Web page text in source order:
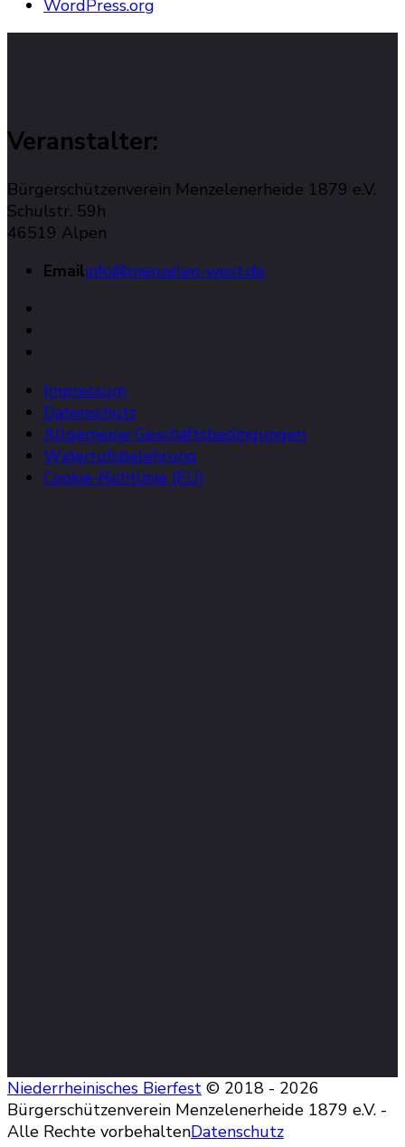
WordPress.org
Veranstalter:
Bürgerschützenverein Menzelenerheide 1879 e.V.
Schulstr. 59h
46519 Alpen
Emailinfo@menzelen-west.de
Impressum
Datenschutz
Allgemeine Geschäftsbedingungen
Widerrufsbelehrung
Cookie-Richtlinie (EU)
Niederrheinisches Bierfest © 2018 - 2026
Bürgerschützenverein Menzelenerheide 1879 e.V. -
Alle Rechte vorbehaltenDatenschutz